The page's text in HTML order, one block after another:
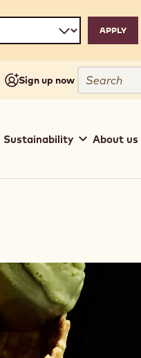
Sign up now
Search
Sustainability About us